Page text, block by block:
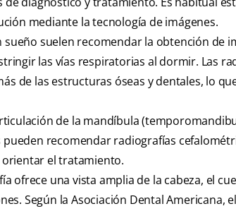
mediante la tecnología de imágenes.
sueño suelen recomendar la obtención de
las vías respiratorias al dormir. Las
de las estructuras óseas y dentales, lo
de la mandíbula
recomendar radiografías
orientar el tratamiento.
ofrece una vista amplia de la cabeza, el
Según la Asociación Dental Americana, el